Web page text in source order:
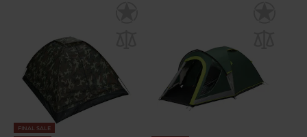
FINAL SALE